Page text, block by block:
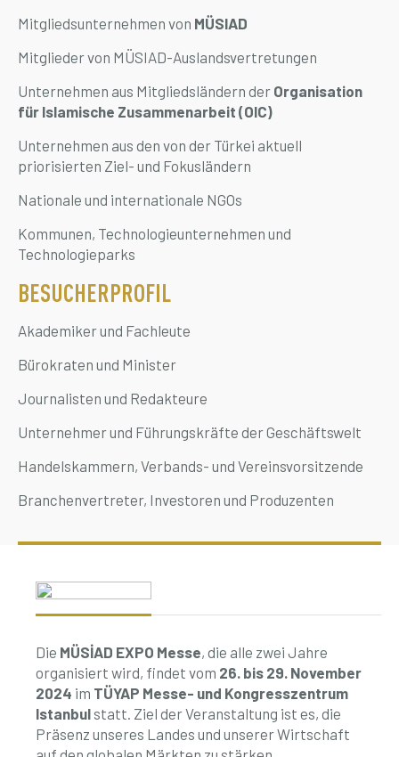
Mitgliedsunternehmen von MÜSIAD
Mitglieder von MÜSIAD-Auslandsvertretungen
Unternehmen aus Mitgliedsländern der Organisation
für Islamische Zusammenarbeit (OIC)
Unternehmen aus den von der Türkei aktuell
priorisierten Ziel- und Fokusländern
Nationale und internationale NGOs
Kommunen, Technologieunternehmen und
Technologieparks
BESUCHERPROFIL
Akademiker und Fachleute
Bürokraten und Minister
Journalisten und Redakteure
Unternehmer und Führungskräfte der Geschäftswelt
Handelskammern, Verbands- und Vereinsvorsitzende
Branchenvertreter, Investoren und Produzenten
Die MÜSİAD EXPO Messe, die alle zwei Jahre
organisiert wird, findet vom 26. bis 29. November
2024 im TÜYAP Messe- und Kongresszentrum
Istanbul statt. Ziel der Veranstaltung ist es, die
Präsenz unseres Landes und unserer Wirtschaft